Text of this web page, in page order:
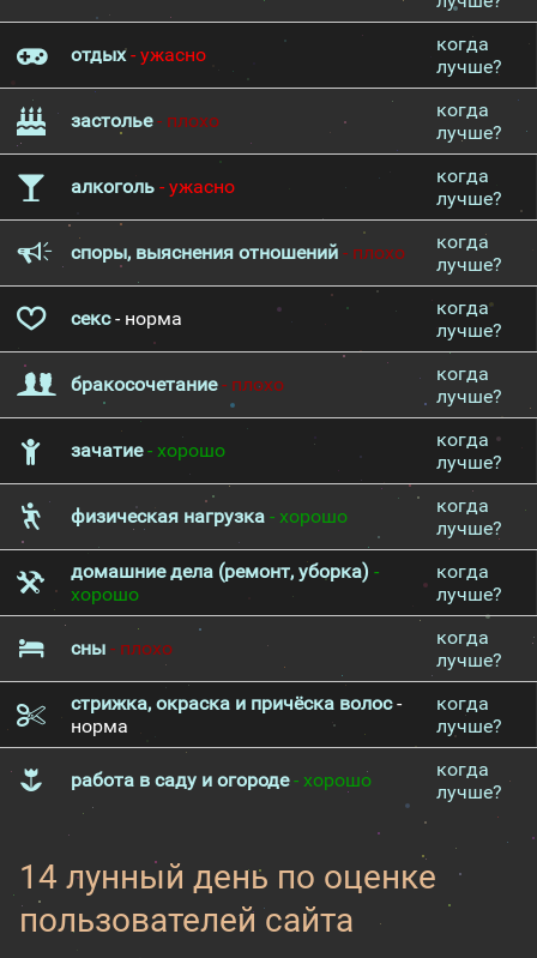
отдых- ужасно
когда
лучше?
застолье- плохо
когда
лучше?
алкоголь - ужасно
когда
лучше?
споры, выяснения отношений - плохо
когда
лучше?
секс- норма
когда
лучше?
бракосочетание- плохо
когда
лучше?
зачатие- хорошо
когда
лучше?
физическая нагрузка - хорошо
когда
лучше?
домашние дела (ремонт, уборка) -
хорошо
когда
лучше?
сны - плохо
когда
лучше?
стрижка, окраска и причёска волос-
норма
когда
лучше?
работа в саду и огороде- хорошо
когда
лучше?
14 лунный день по оценке
пользователей сайта